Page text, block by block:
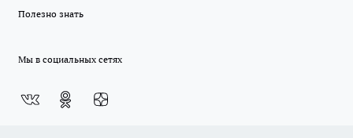
Полезно знать
Мы в социальных сетях